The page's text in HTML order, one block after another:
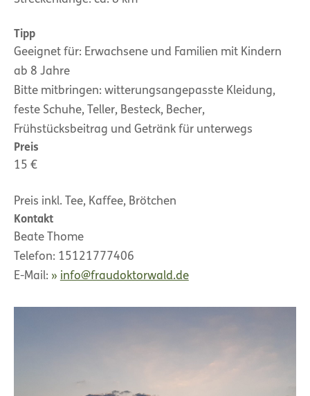
Tipp
Geeignet für: Erwachsene und Familien mit Kindern
ab 8 Jahre
Bitte mitbringen: witterungsangepasste Kleidung,
feste Schuhe, Teller, Besteck, Becher,
Frühstücksbeitrag und Getränk für unterwegs
Preis
15 €
Preis inkl. Tee, Kaffee, Brötchen
Kontakt
Beate Thome
Telefon: 15121777406
E-Mail:
info@fraudoktorwald.de